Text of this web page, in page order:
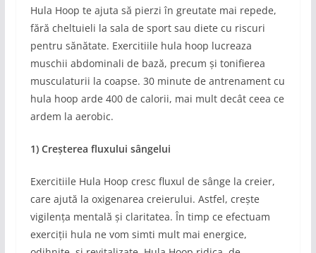
Hula Hoop te ajuta să pierzi în greutate mai repede,
fără cheltuieli la sala de sport sau diete cu riscuri
pentru sănătate. Exercitiile hula hoop lucreaza
muschii abdominali de bază, precum și tonifierea
musculaturii la coapse. 30 minute de antrenament cu
hula hoop arde 400 de calorii, mai mult decât ceea ce
ardem la aerobic.
1) Creșterea fluxului sângelui
Exercitiile Hula Hoop cresc fluxul de sânge la creier,
care ajută la oxigenarea creierului. Astfel, crește
vigilența mentală și claritatea. În timp ce efectuam
exerciții hula ne vom simti mult mai energice,